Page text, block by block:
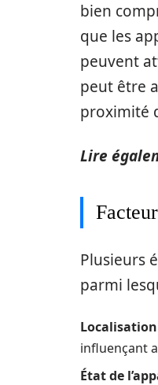
bien
que les
peuvent
peut être
proximité
Lire
Plusieurs
parmi
influençant
État de